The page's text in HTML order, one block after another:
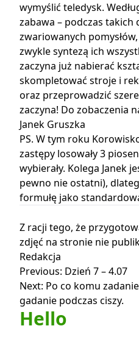
wymyślić teledysk.
zabawa – podczas takich
zwariowanych
zwykle syntezą ich
zaczyna już nabierać
skompletować stroje i
oraz przeprowadzić
zaczyna! Do zobaczenia
Janek Gruszka
PS. W tym roku
zastępy losowały 3
wybierały. Kolega Janek
pewno nie ostatni),
formułę jako
Z racji tego, że
zdjęć na stronie nie
Redakcja
Nawigacja
wpisu
Previous: Dzień 7 – 4.07
Next: Po co komu
gadanie podczas ciszy.
Hello